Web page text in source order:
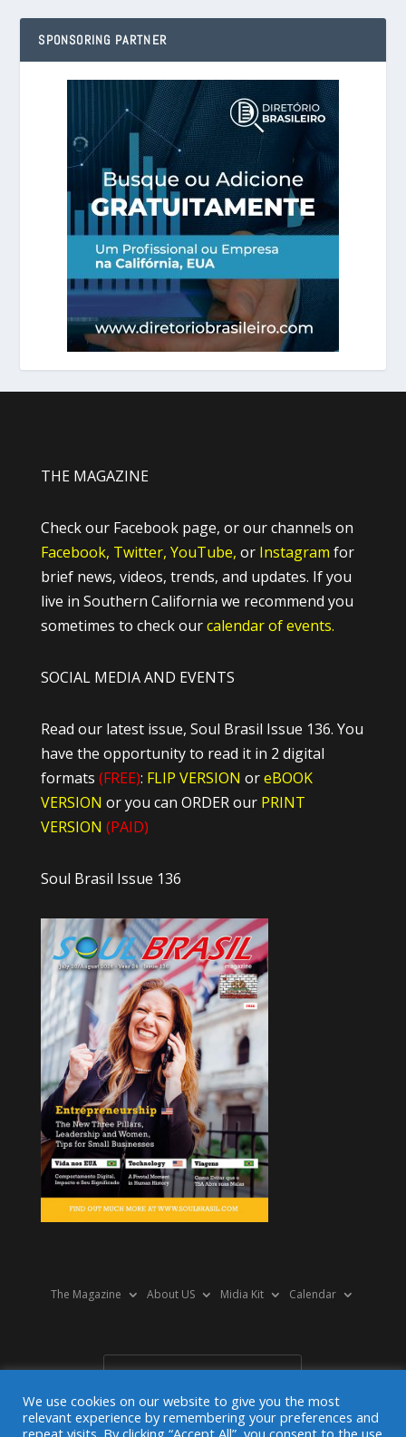
SPONSORING PARTNER
THE MAGAZINE
Check our Facebook page, or our channels on
Facebook, Twitter, YouTube, or Instagram for
brief news, videos, trends, and updates. If you
live in Southern California we recommend you
sometimes to check ourcalendar of events.
SOCIAL MEDIA AND EVENTS
Read our latest issue, Soul Brasil Issue 136. You
have the opportunity to read it in 2 digital
formats (FREE): FLIP VERSION oreBOOK
VERSION or you can ORDER our PRINT
VERSION (PAID)
Soul Brasil Issue 136
The Magazine About US Midia Kit Calendar
We use cookies on our website to give you the most
relevant experience by remembering your preferences and
repeat visits. By clicking “Accept All”, you consent to the use